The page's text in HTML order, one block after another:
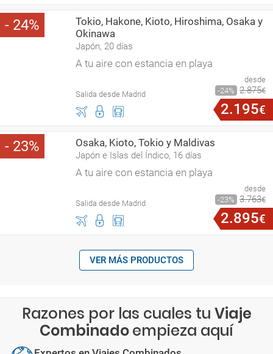
24
Tokio, Hakone, Kioto, Hiroshima, Osaka y
Okinawa
Japón, 20 días
A tu aire con estancia en playa
Salida desde Madrid
desde
24
2.875€
2.195€
23 Osaka, Kioto, Tokio y Maldivas
Japón e Islas del Índico, 16 días
A tu aire con estancia en playa
Salida desde Madrid
desde
23
3.763€
2.895€
VER MÁS PRODUCTOS
Razones por las cuales tu Viaje
Combinadoempieza aquí